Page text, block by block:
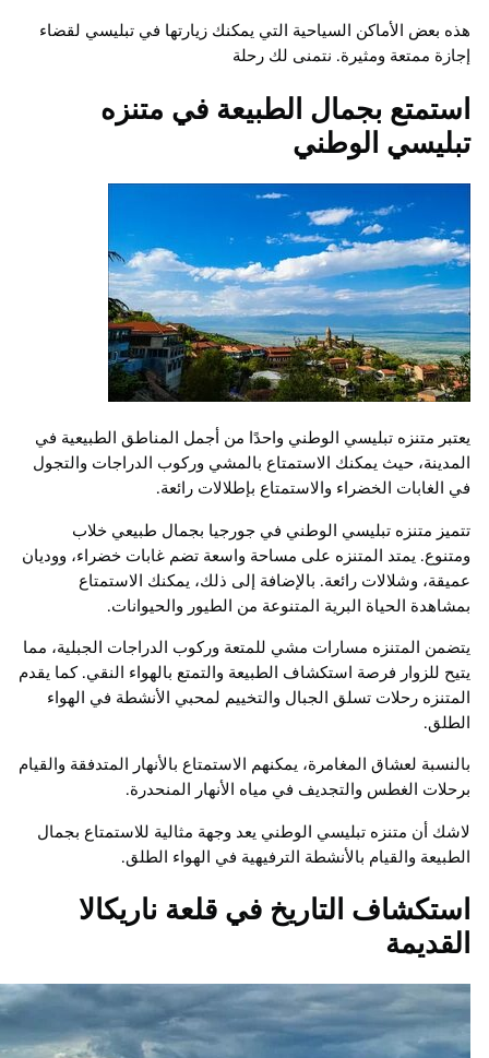
هذه بعض الأماكن السياحية التي يمكنك زيارتها في تبليسي لقضاء
إجازة ممتعة ومثيرة. نتمنى لك رحلة
استمتع بجمال الطبيعة في متنزه
تبليسي الوطني
يعتبر متنزه تبليسي الوطني واحدًا من أجمل المناطق الطبيعية في
المدينة، حيث يمكنك الاستمتاع بالمشي وركوب الدراجات والتجول
في الغابات الخضراء والاستمتاع بإطلالات رائعة.
تتميز متنزه تبليسي الوطني في جورجيا بجمال طبيعي خلاب
ومتنوع. يمتد المتنزه على مساحة واسعة تضم غابات خضراء، ووديان
عميقة، وشلالات رائعة. بالإضافة إلى ذلك، يمكنك الاستمتاع
بمشاهدة الحياة البرية المتنوعة من الطيور والحيوانات.
يتضمن المتنزه مسارات مشي للمتعة وركوب الدراجات الجبلية، مما
يتيح للزوار فرصة استكشاف الطبيعة والتمتع بالهواء النقي. كما يقدم
المتنزه رحلات تسلق الجبال والتخييم لمحبي الأنشطة في الهواء
الطلق.
بالنسبة لعشاق المغامرة، يمكنهم الاستمتاع بالأنهار المتدفقة والقيام
برحلات الغطس والتجديف في مياه الأنهار المنحدرة.
لاشك أن متنزه تبليسي الوطني يعد وجهة مثالية للاستمتاع بجمال
الطبيعة والقيام بالأنشطة الترفيهية في الهواء الطلق.
استكشاف التاريخ في قلعة ناريكالا
القديمة